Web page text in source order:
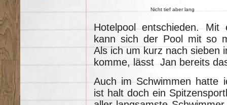
Nicht tief aber lang
Hotelpool entschieden.
kann sich der Pool mit so
Als ich um kurz nach sieben
komme, lässt Jan bereits
Auch im Schwimmen hatte
ist halt doch ein